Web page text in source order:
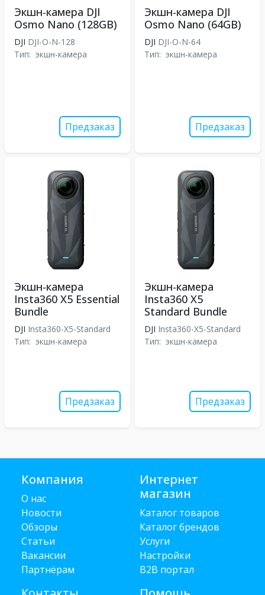
Экшн-камера DJI
Osmo Nano (128GB)
DJI DJI-O-N-128
Тип: экшн-камера
Предзаказ
Экшн-камера DJI
Osmo Nano (64GB)
DJI DJI-O-N-64
Тип: экшн-камера
Предзаказ
Экшн-камера
Insta360 X5 Essential
Bundle
DJI Insta360-X5-Standard
Тип: экшн-камера
Предзаказ
Экшн-камера
Insta360 X5
Standard Bundle
DJI Insta360-X5-Standard
Тип: экшн-камера
Предзаказ
Компания
О нас
Новости
Обзоры
Статьи
Вакансии
Партнёрам
Интернет
магазин
Каталог товаров
Каталог брендов
Услуги
Настройки
B2B портал